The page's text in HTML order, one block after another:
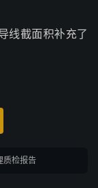
截面积补充了
质检报告